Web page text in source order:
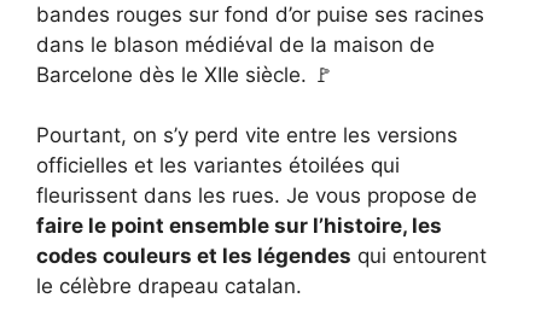
bandes rouges sur fond d’or puise ses racines
dans le blason médiéval de la maison de
Barcelone dès le XIIe siècle. 🚩
Pourtant, on s’y perd vite entre les versions
officielles et les variantes étoilées qui
fleurissent dans les rues. Je vous propose de
faire le point ensemble sur l’histoire, les
codes couleurs et les légendes qui entourent
le célèbre drapeau catalan.